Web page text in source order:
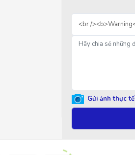
Gửi ảnh thực tế